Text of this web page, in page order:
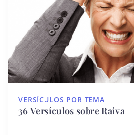
VERSÍCULOS POR TEMA
36 Versículos sobre Raiva